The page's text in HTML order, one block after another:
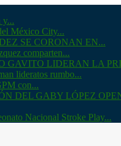
y...
México City...
SE CORONAN EN...
comparten...
GAVITO LIDERAN LA
lideratos rumbo...
con...
DEL GABY LÓPEZ
Nacional Stroke Play...